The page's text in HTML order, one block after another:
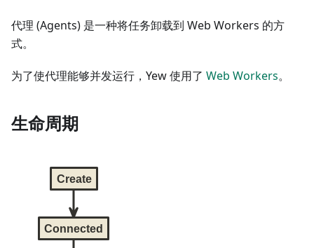
代理 (Agents) 是一种将任务卸载到 Web Workers 的方
式。
为了使代理能够并发运行，Yew 使用了 Web Workers。
生命周期